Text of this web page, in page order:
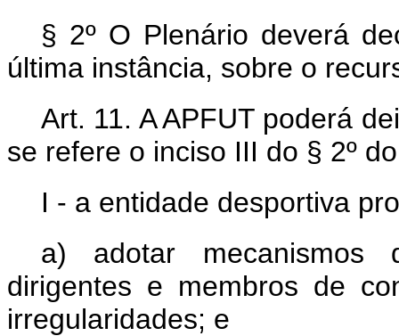
§ 2º O Plenário deverá
última instância, sobre o
Art. 11. A APFUT poderá
se refere o inciso III do § 2º
I - a entidade desportiva
a) adotar mecanismos
dirigentes e membros de
irregularidades; e